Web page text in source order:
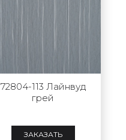
72804-113 Лайнвуд
грей
ЗАКАЗАТЬ